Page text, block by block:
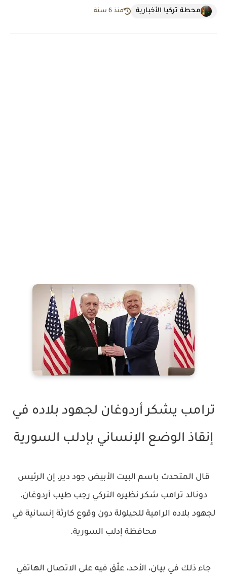
محطة تركيا الأخبارية منذ 6 سنة
ترامب يشكر أردوغان لجهود بلاده في
إنقاذ الوضع الإنساني بإدلب السورية
قال المتحدث باسم البيت الأبيض جود دير، إن الرئيس
دونالد ترامب شكر نظيره التركي رجب طيب أردوغان،
لجهود بلاده الرامية للحيلولة دون وقوع كارثة إنسانية في
محافظة إدلب السورية.
جاء ذلك في بيان، الأحد، علّق فيه على الاتصال الهاتفي